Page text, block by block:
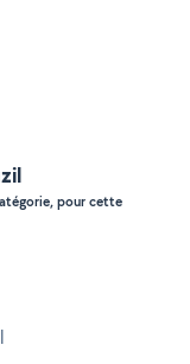
pour cette